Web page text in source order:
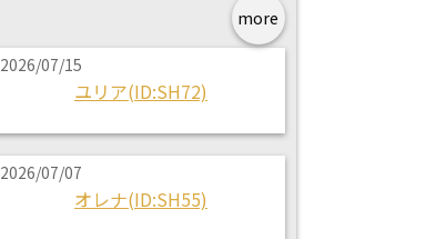
more
2026/07/15
ユリア(ID:SH72)
2026/07/07
オレナ(ID:SH55)